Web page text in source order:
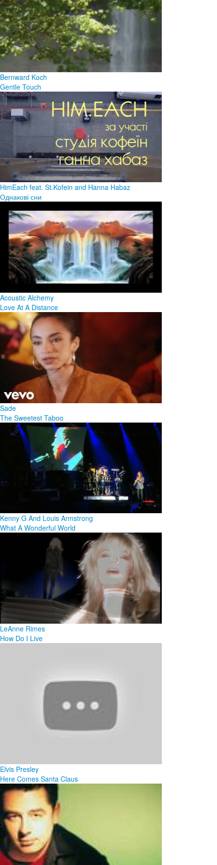
Bernward Koch
Gentle Touch
HimEach feat. St.Kofein and Hanna Habaz
Однакові сни
Acoustic Alchemy
Love At A Distance
Sade
The Sweetest Taboo
Kenny G And Louis Armstrong
What A Wonderful World
LeAnne Rimes
How Do I Live
Elvis Presley
Here Comes Santa Claus